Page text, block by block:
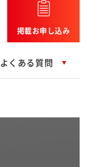
掲載お申し込み
よくある質問
一覧はこちら